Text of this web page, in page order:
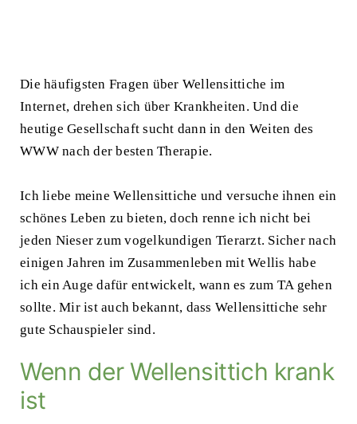
Die häufigsten Fragen über Wellensittiche im
Internet, drehen sich über Krankheiten. Und die
heutige Gesellschaft sucht dann in den Weiten des
WWW nach der besten Therapie.
Ich liebe meine Wellensittiche und versuche ihnen ein
schönes Leben zu bieten, doch renne ich nicht bei
jeden Nieser zum vogelkundigen Tierarzt. Sicher nach
einigen Jahren im Zusammenleben mit Wellis habe
ich ein Auge dafür entwickelt, wann es zum TA gehen
sollte. Mir ist auch bekannt, dass Wellensittiche sehr
gute Schauspieler sind.
Wenn der Wellensittich krank
ist